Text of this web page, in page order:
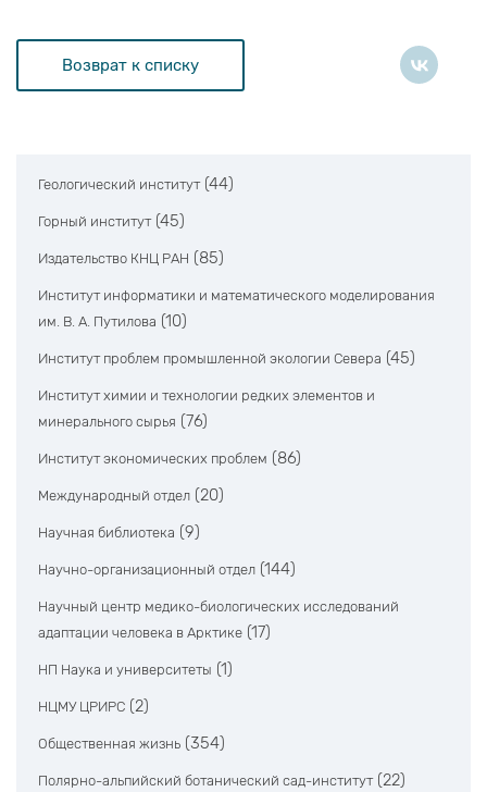
Возврат к списку
Геологический институт (44)
Горный институт (45)
Издательство КНЦ РАН (85)
Институт информатики и математического моделирования
им. В. А. Путилова (10)
Институт проблем промышленной экологии Севера (45)
Институт химии и технологии редких элементов и
минерального сырья (76)
Институт экономических проблем (86)
Международный отдел (20)
Научная библиотека (9)
Научно-организационный отдел (144)
Научный центр медико-биологических исследований
адаптации человека в Арктике (17)
НП Наука и университеты (1)
НЦМУ ЦРИРС (2)
Общественная жизнь (354)
Полярно-альпийский ботанический сад-институт (22)